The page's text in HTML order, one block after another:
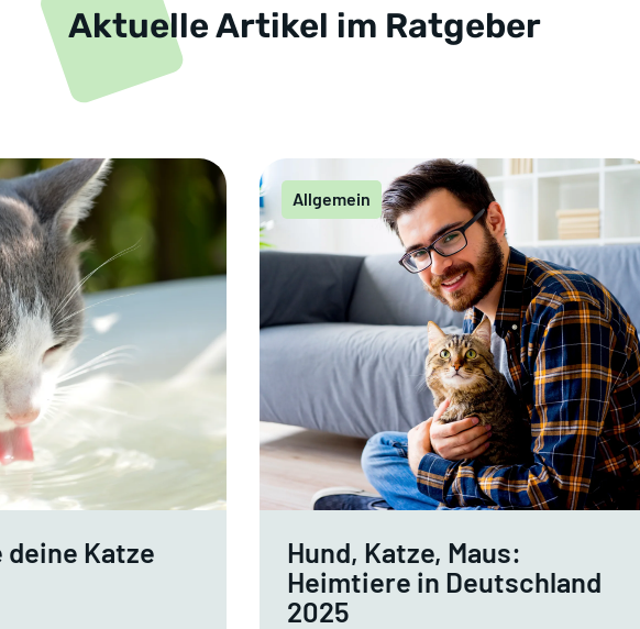
Aktuelle Artikel im Ratgeber
deine Katze
Allgemein
Hund, Katze, Maus:
Heimtiere in Deutschland
2025